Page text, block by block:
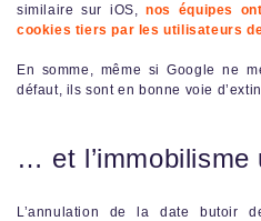
similaire sur iOS,nos équipes
cookies tiers par les utilisateurs
En somme, même si Google ne
défaut, ils sont en bonne voie
… et l’immobilisme
L’annulation de la date butoir